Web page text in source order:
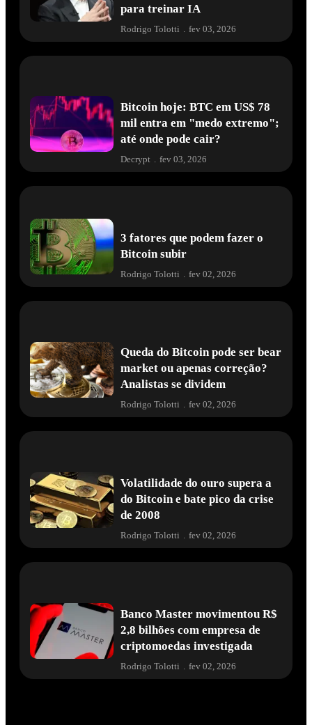
para treinar IA
Rodrigo Tolotti fev 03, 2026
Bitcoin hoje: BTC em US$ 78
mil entra em "medo extremo";
até onde pode cair?
Decrypt . fev 03, 2026
3 fatores que podem fazer o
Bitcoin subir
Rodrigo Tolotti fev 02, 2026
Queda do Bitcoin pode ser bear
market ou apenas correção?
Analistas se dividem
Rodrigo Tolotti . fev 02, 2026
Volatilidade do ouro supera a
do Bitcoin e bate pico da crise
de 2008
Rodrigo Tolotti . fev 02, 2026
Banco Master movimentou R$
2,8 bilhões com empresa de
criptomoedas investigada
Rodrigo Tolotti fev 02, 2026